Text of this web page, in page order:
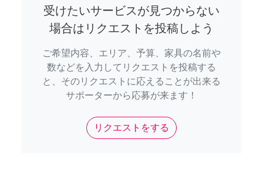
受けたいサービスが見つからない
場合はリクエストを投稿しよう
ご希望内容、エリア、予算、家具の名前や
数などを入力してリクエストを投稿する
と、そのリクエストに応えることが出来る
サポーターから応募が来ます！
リクエストをする